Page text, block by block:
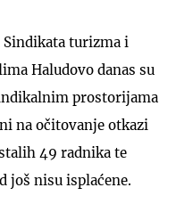
turizma i
Haludovo danas su
prostorijama
na očitovanje otkazi
49 radnika te
još nisu isplaćene.